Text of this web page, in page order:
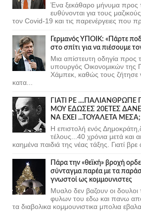
Ένα ξεκάθαρο μήνυμα προς
ευθύνονται για τους
τον Covid-19 και τις παρενέργειες που
Γερμανός ΥΠΟΙΚ: «Πάρτε
στο σπίτι για να πιέσουμε
Μια απίστευτη οδηγία προς
υπουργός Οικονομικών της
Χάμπεκ, καθώς τους ζήτησε
κατα...
ΓΙΑΤΙ ΡΕ
ΜΟΥ ΕΔΩΣΕΣ 20ΕΤΕΣ
ΝΑ ΕΧΕΙ ...ΤΟΥΑΛΕΤΑ ΜΕΣΑ;
Η επιστολή ενός
τέλους...40 χρόνια μετά και
καημένα παιδιά της νέας τάξης. Γιατί βρε
Πάρα την «θεϊκή» βροχή
σύνταγμα παρέα με τα
γνωστοί ως κομμουνιστες
Μυαλο δεν βαζουν οι δουλοι
φυλων του εδω και πανω
τα διαβολικα κομμουνιστικα μπολια